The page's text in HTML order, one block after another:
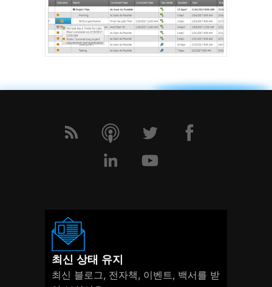
최신 상태 유지
최신 블로그, 전자책, 이벤트, 백서를 받